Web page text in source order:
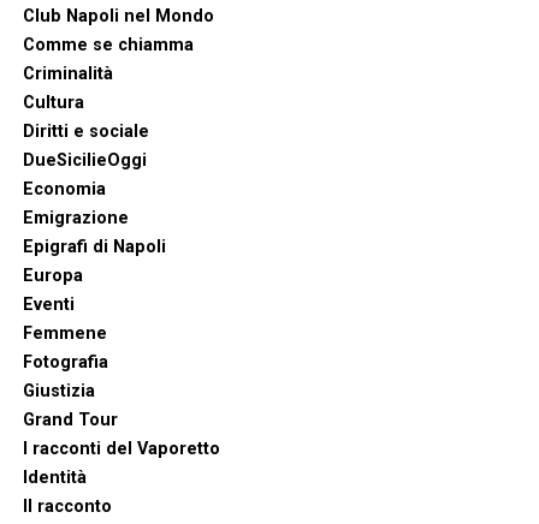
Club Napoli nel Mondo
Comme se chiamma
Criminalità
Cultura
Diritti e sociale
DueSicilieOggi
Economia
Emigrazione
Epigrafi di Napoli
Europa
Eventi
Femmene
Fotografia
Giustizia
Grand Tour
I racconti del Vaporetto
Identità
Il racconto